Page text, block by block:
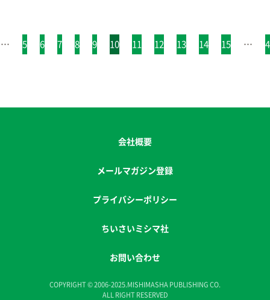
… 5 6 7 8 9 10 11 12 13 14 15 …
会社概要
メールマガジン登録
プライバシーポリシー
ちいさいミシマ社
お問い合わせ
COPYRIGHT © 2006-2025.MISHIMASHA PUBLISHING CO.
ALL RIGHT RESERVED